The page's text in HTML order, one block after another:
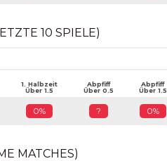
10 SPIELE)
1. Halbzeit
Über 1.5
Abpfiff
Über 0.5
Abpfiff
Über 1.5
0% ? 0%
MATCHES)